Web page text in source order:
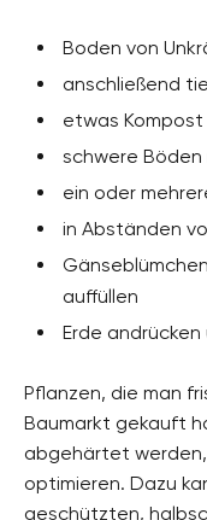
Boden von
anschließend
etwas
schwere Böden
ein oder
in Abständen
auffüllen
Erde
Pflanzen, die man
Baumarkt gekauft
abgehärtet
optimieren. Dazu
geschützten,